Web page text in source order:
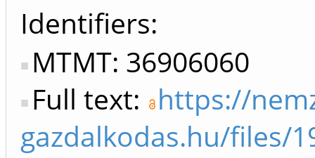
Identifiers
MTMT: 36906060
Full text: https://
gazdalkodas.hu/files/